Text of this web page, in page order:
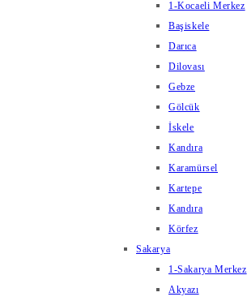
1-Kocaeli Merkez
Başiskele
Darıca
Dilovası
Gebze
Gölcük
İskele
Kandıra
Karamürsel
Kartepe
Kandıra
Körfez
Sakarya
1-Sakarya Merkez
Akyazı